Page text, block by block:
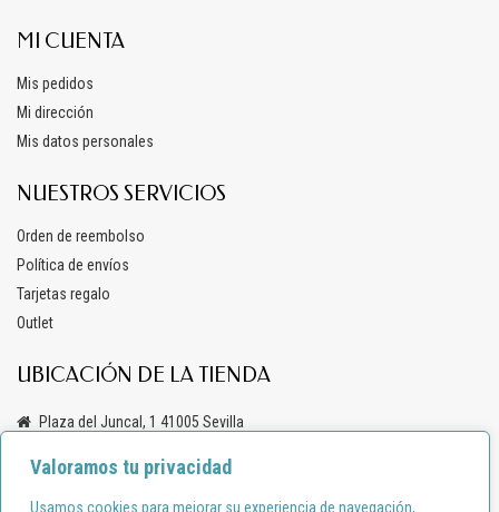
Valoramos tu privacidad
Usamos cookies para mejorar su experiencia de navegación,
MI CUENTA
Mis pedidos
Mi dirección
Mis datos personales
NUESTROS SERVICIOS
Orden de reembolso
Política de envíos
Tarjetas regalo
Outlet
UBICACIÓN DE LA TIENDA
Plaza del Juncal, 1 41005 Sevilla
+34 619 69 47 03